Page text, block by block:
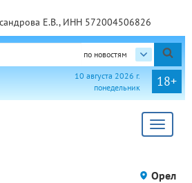
Е.В., ИНН 572004506826
по новостям
18+
10 августа 2026 г.
понедельник
Toggle
Орел